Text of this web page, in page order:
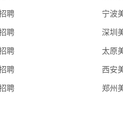
集中在一个有限的工作面上
客户至上、服务第一、销售第
场运作能力。公司在飞速的
聘 宁波
聘 深圳
聘 太原
聘 西安
聘 郑州